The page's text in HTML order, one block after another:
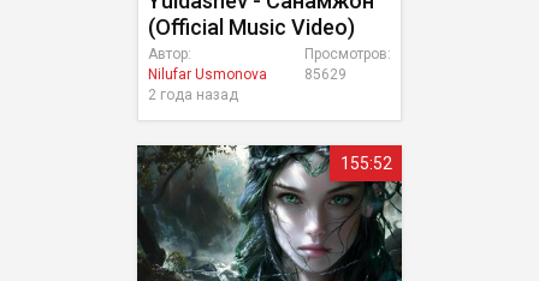
(Official Music Video)
Просмотров:
85629
Автор:
Nilufar Usmonova
2 года назад
155:52